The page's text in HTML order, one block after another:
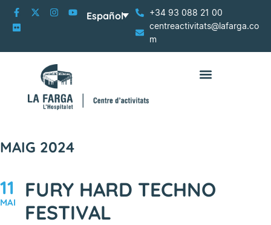
+34 93 088 21 00
centreactivitats@lafarga.co
m
Español
MAIG 2024
11
MAI
FURY HARD TECHNO
FESTIVAL